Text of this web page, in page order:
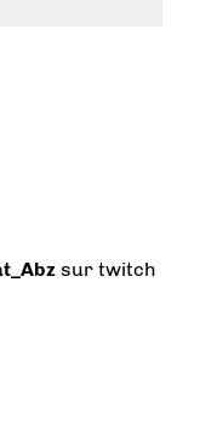
sur twitch